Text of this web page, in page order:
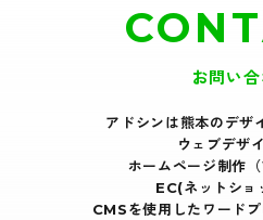
お問い
アドシンは熊本のデザ
ウェブデザ
ホームページ制作
EC(ネットショ
CMSを使用したワード